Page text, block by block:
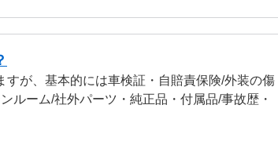
が、基本的には車検証・自賠責保険/外装の傷
ルーム/社外パーツ・純正品・付属品/事故歴・